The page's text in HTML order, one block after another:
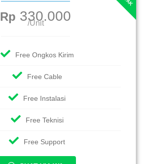
Rp 330.000
/Unit
Free Ongkos Kirim
Free Cable
Free Instalasi
Free Teknisi
Free Support